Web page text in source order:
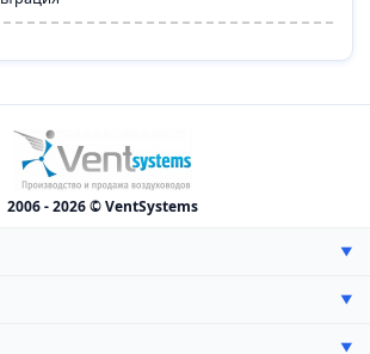
2006 - 2026 © VentSystems
▼
▼
▼